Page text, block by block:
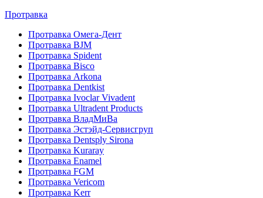
Протравка
Протравка Омега-Дент
Протравка BJM
Протравка Spident
Протравка Bisco
Протравка Arkona
Протравка Dentkist
Протравка Ivoclar Vivadent
Протравка Ultradent Products
Протравка ВладМиВа
Протравка Эстэйд-Сервисгруп
Протравка Dentsply Sirona
Протравка Kuraray
Протравка Enamel
Протравка FGM
Протравка Vericom
Протравка Kerr